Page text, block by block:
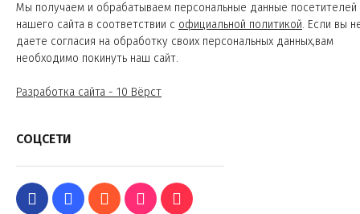
Мы получаем и обрабатываем персональные данные посетителей
нашего сайта в соответствии с официальной политикой. Если вы
даете согласия на обработку своих персональных данных,вам
необходимо покинуть наш сайт.
Разработка сайта - 10 Вёрст
СОЦСЕТИ